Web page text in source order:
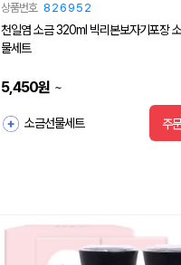
상품번호 826952
천일염 소금 320ml 빅리본보자기포장
물세트
5,450원 ~
소금선물세트 주